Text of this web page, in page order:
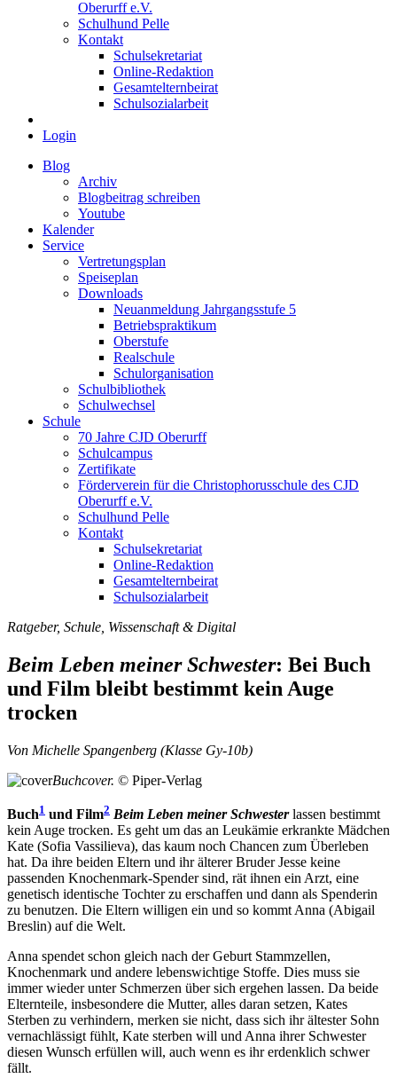
Oberurff e.V.
Schulhund Pelle
Kontakt
Schulsekretariat
Online-Redaktion
Gesamtelternbeirat
Schulsozialarbeit
Login
Blog
Archiv
Blogbeitrag schreiben
Youtube
Kalender
Service
Vertretungsplan
Speiseplan
Downloads
Neuanmeldung Jahrgangsstufe 5
Betriebspraktikum
Oberstufe
Realschule
Schulorganisation
Schulbibliothek
Schulwechsel
Schule
70 Jahre CJD Oberurff
Schulcampus
Zertifikate
Förderverein für die Christophorusschule des CJD
Oberurff e.V.
Schulhund Pelle
Kontakt
Schulsekretariat
Online-Redaktion
Gesamtelternbeirat
Schulsozialarbeit
Ratgeber, Schule, Wissenschaft & Digital
Beim Leben meiner Schwester: Bei Buch
und Film bleibt bestimmt kein Auge
trocken
Von Michelle Spangenberg (Klasse Gy-10b)
Buchcover. © Piper-Verlag
Buch1 und Film2 Beim Leben meiner Schwesterlassen bestimmt
kein Auge trocken. Es geht um das an Leukämie erkrankte Mädchen
Kate (Sofia Vassilieva), das kaum noch Chancen zum Überleben
hat. Da ihre beiden Eltern und ihr älterer Bruder Jesse keine
passenden Knochenmark-Spender sind, rät ihnen ein Arzt, eine
genetisch identische Tochter zu erschaffen und dann als Spenderin
zu benutzen. Die Eltern willigen ein und so kommt Anna (Abigail
Breslin) auf die Welt.
Anna spendet schon gleich nach der Geburt Stammzellen,
Knochenmark und andere lebenswichtige Stoffe. Dies muss sie
immer wieder unter Schmerzen über sich ergehen lassen. Da beide
Elternteile, insbesondere die Mutter, alles daran setzen, Kates
Sterben zu verhindern, merken sie nicht, dass sich ihr ältester Sohn
vernachlässigt fühlt, Kate sterben will und Anna ihrer Schwester
diesen Wunsch erfüllen will, auch wenn es ihr erdenklich schwer
fällt.